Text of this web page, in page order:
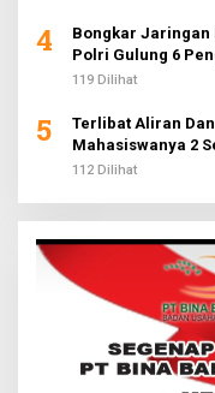
4
Bongkar Jaringan
Polri Gulung 6
119 Dilihat
5
Terlibat Aliran
Mahasiswanya 2
112 Dilihat